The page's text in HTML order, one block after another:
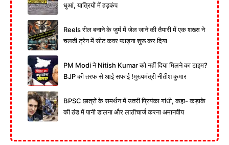
धुआं, यात्रियों में हड़कंप
Reels रील बनाने के जुर्म में जेल जाने की तैयारी में एक शख्स ने
चलती ट्रेन में सीट कवर फाड़ना शुरू कर दिया
PM Modi ने Nitish Kumar को नहीं दिया मिलने का टाइम?
BJP की तरफ से आई सफाई !मुख्यमंत्री नीतीश कुमार
BPSC छात्रों के समर्थन में उतरीं प्रियंका गांधी, कहा- कड़ाके
की ठंड में पानी डालना और लाठीचार्ज करना अमानवीय